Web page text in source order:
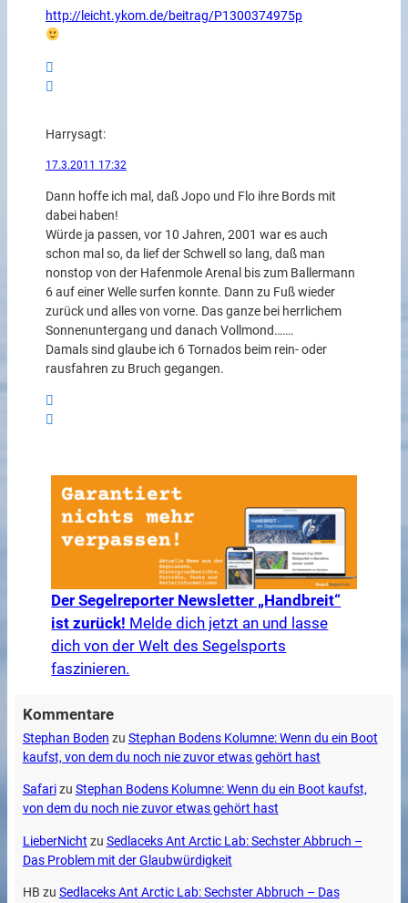
http://leicht.ykom.de/beitrag/P1300374975p
Harrysagt:
17.3.2011 17:32
Dann hoffe ich mal, daß Jopo und Flo ihre Bords mit
dabei haben!
Würde ja passen, vor 10 Jahren, 2001 war es auch
schon mal so, da lief der Schwell so lang, daß man
nonstop von der Hafenmole Arenal bis zum Ballermann
6 auf einer Welle surfen konnte. Dann zu Fuß wieder
zurück und alles von vorne. Das ganze bei herrlichem
Sonnenuntergang und danach Vollmond…….
Damals sind glaube ich 6 Tornados beim rein- oder
rausfahren zu Bruch gegangen.
Der Segelreporter Newsletter „Handbreit“
ist zurück! Melde dich jetzt an und lasse
dich von der Welt des Segelsports
faszinieren.
Kommentare
Stephan Boden zu Stephan Bodens Kolumne: Wenn du ein Boot
kaufst, von dem du noch nie zuvor etwas gehört hast
Safarizu Stephan Bodens Kolumne: Wenn du ein Boot kaufst,
von dem du noch nie zuvor etwas gehört hast
LieberNicht zu Sedlaceks Ant Arctic Lab: Sechster Abbruch –
Das Problem mit der Glaubwürdigkeit
HB zu Sedlaceks Ant Arctic Lab: Sechster Abbruch – Das